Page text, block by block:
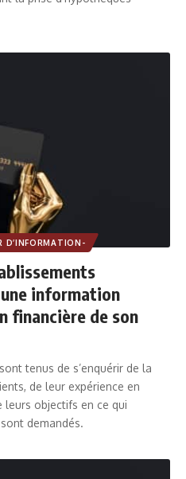
D’INFORMATION-
information
financière de son
tenus de s’enquérir de la
de leur expérience en
leurs objectifs en ce qui
demandés.